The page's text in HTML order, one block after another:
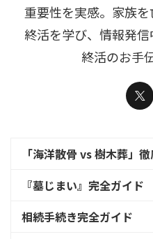
重要性を実感。家族
終活を学び、情報発信
終活のお手
「海洋散骨 vs 樹木葬」
『墓じまい』完全ガイド
相続手続き完全ガイド